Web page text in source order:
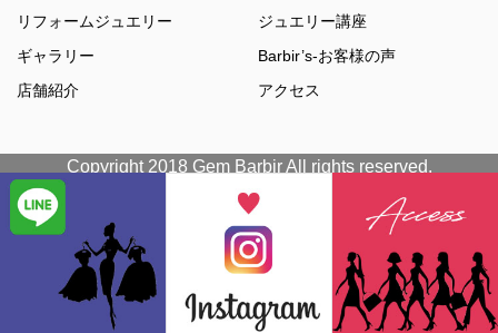
リフォームジュエリー
ジュエリー講座
ギャラリー
Barbir’s-お客様の声
店舗紹介
アクセス
Copyright 2018 Gem Barbir All rights reserved.